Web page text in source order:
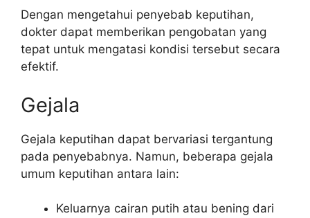
Dengan mengetahui penyebab keputihan,
dokter dapat memberikan pengobatan yang
tepat untuk mengatasi kondisi tersebut secara
efektif.
Gejala
Gejala keputihan dapat bervariasi tergantung
pada penyebabnya. Namun, beberapa gejala
umum keputihan antara lain:
Keluarnya cairan putih atau bening dari